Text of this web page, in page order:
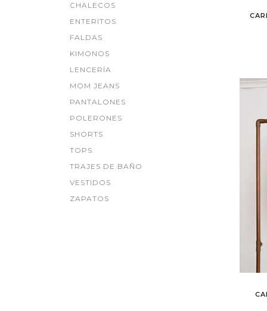
CHALECOS
ENTERITOS
FALDAS
KIMONOS
LENCERÍA
MOM JEANS
PANTALONES
POLERONES
SHORTS
TOPS
TRAJES DE BAÑO
VESTIDOS
ZAPATOS